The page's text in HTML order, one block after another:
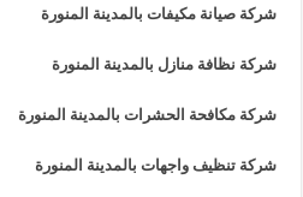
شركة صيانة مكيفات بالمدينة المنورة
شركة نظافة منازل بالمدينة المنورة
شركة مكافحة الحشرات بالمدينة المنورة
شركة تنظيف واجهات بالمدينة المنورة